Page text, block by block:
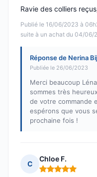
Publié le 16/06/2023 à
suite à un achat du 04/06/
Ravie des colliers
Réponse de Nerina
Publiée le 26/06/2023
Merci beaucoup
sommes très
de votre commande
espérons que vous
prochaine fois !
C
Chloe F.
Note : 5 sur 5